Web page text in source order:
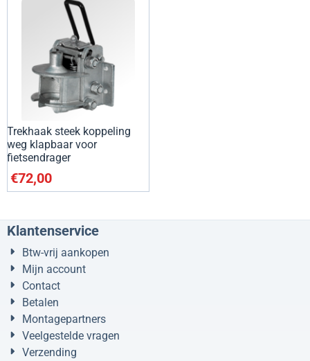
Trekhaak steek koppeling
weg klapbaar voor
fietsendrager
€72,00
Klantenservice
Btw-vrij aankopen
Mijn account
Contact
Betalen
Montagepartners
Veelgestelde vragen
Verzending